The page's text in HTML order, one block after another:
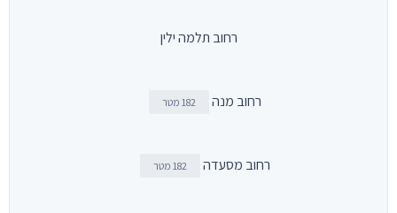
רחוב תלמה ילין
רחוב מנה 182 מטר
רחוב מסעדה 182 מטר